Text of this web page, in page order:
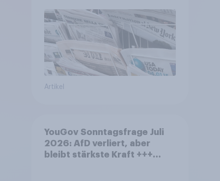
Artikel
YouGov Sonntagsfrage Juli
2026: AfD verliert, aber
bleibt stärkste Kraft +++